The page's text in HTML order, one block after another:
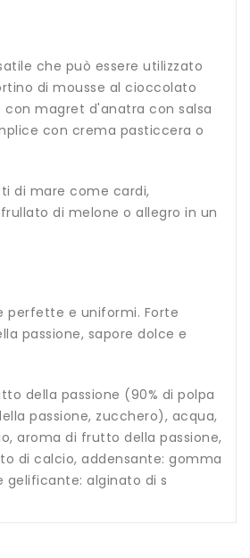
che può essere utilizzato
di mousse al cioccolato
magret d'anatra con salsa
con crema pasticcera o
di mare come cardi,
di melone o allegro in un
perfette e uniformi. Forte
passione, sapore dolce e
della passione (90% di polpa
passione, zucchero), acqua,
aroma di frutto della passione,
di calcio, addensante: gomma
gelificante: alginato di s